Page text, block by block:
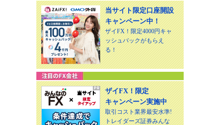
当サイト限定口座開設
キャンペーン中！
ザイFX！限定4000円キャ
ッシュバックがもらえ
る！
ザイFX！限定
キャンペーン実施中
取引コスト業界最安水準!
トレイダーズ証券みんな